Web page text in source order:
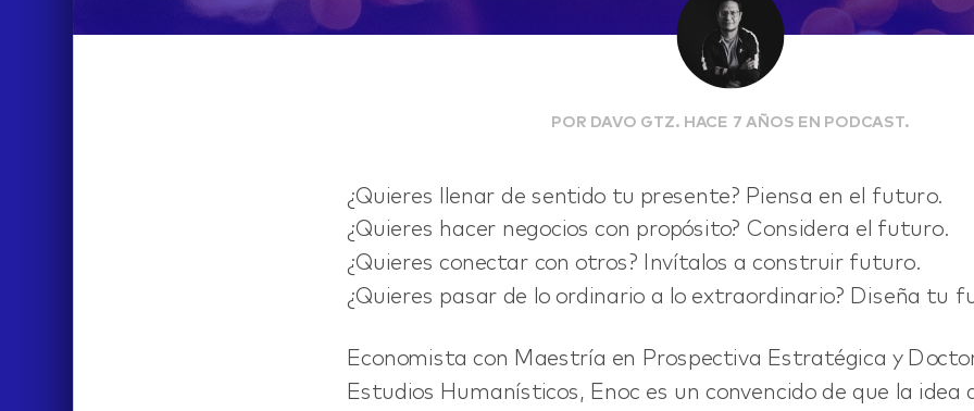
POR DAVO GTZ. HACE 7 AÑOS EN PODCAST.
¿Quieres llenar de sentido tu presente? Piensa en el futuro.
¿Quieres hacer negocios con propósito? Considera el futuro.
¿Quieres conectar con otros? Invítalos a construir futuro.
¿Quieres pasar de lo ordinario a lo extraordinario? Diseña tu
Economista con Maestría en Prospectiva Estratégica y
Estudios Humanísticos, Enoc es un convencido de que la idea